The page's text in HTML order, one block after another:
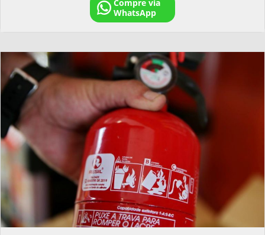
Compre via
WhatsApp